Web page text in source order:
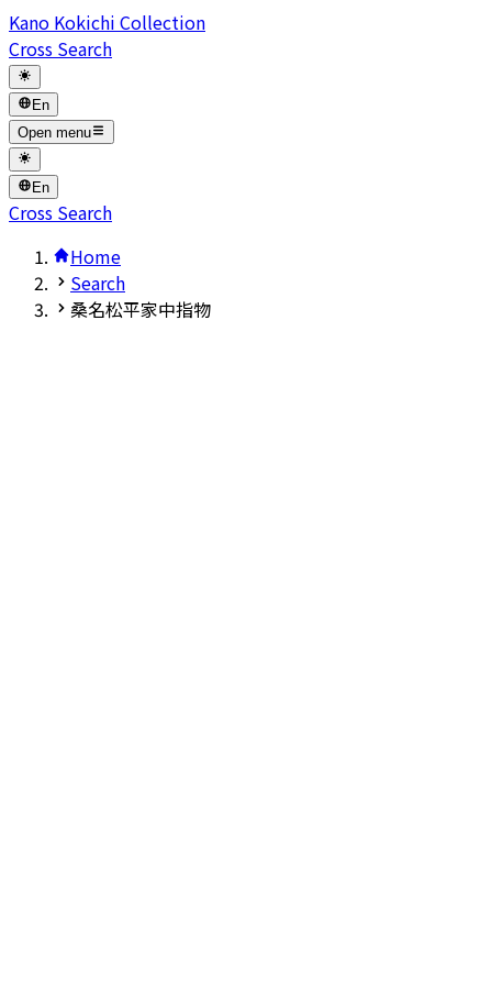
Kano Kokichi Collection
Cross Search
En
Open menu
En
Cross Search
Home
Search
桑名松平家中指物